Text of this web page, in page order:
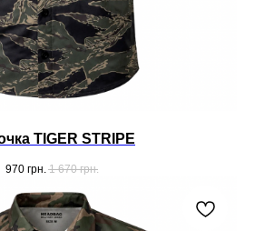
TIGER STRIPE
970 грн. 1 670 грн.